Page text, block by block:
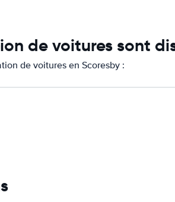
de voitures sont
de voitures en Scoresby :